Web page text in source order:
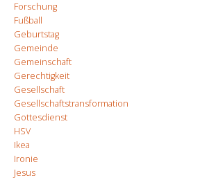
Forschung
Fußball
Geburtstag
Gemeinde
Gemeinschaft
Gerechtigkeit
Gesellschaft
Gesellschaftstransformation
Gottesdienst
HSV
Ikea
Ironie
Jesus